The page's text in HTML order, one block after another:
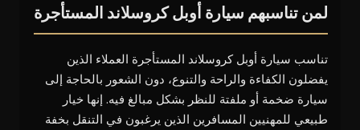
لمن تناسبهم سيارة أوبل كروسلاند المستأجرة
تناسب سيارة أوبل كروسلاند المستأجرة العملاء الذين
يفضلون الكفاءة والراحة والتنوع، دون الشعور بالحاجة إلى
سيارة ضخمة أو ملفتة للنظر بشكل مبالغ فيه. إنها خيار
طبيعي للمهنيين المسافرين الذين يرغبون في التنقل بخفة